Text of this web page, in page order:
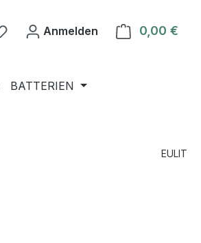
Anmelden 0,00 €
BATTERIEN
EULIT